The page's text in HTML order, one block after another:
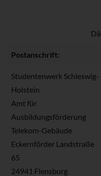
Postanschrift:
Studentenwerk Schleswig-
Holstein
Amt für
Ausbildungsförderung
Telekom-Gebäude
Eckernförder Landstraße
65
24941 Flensburg